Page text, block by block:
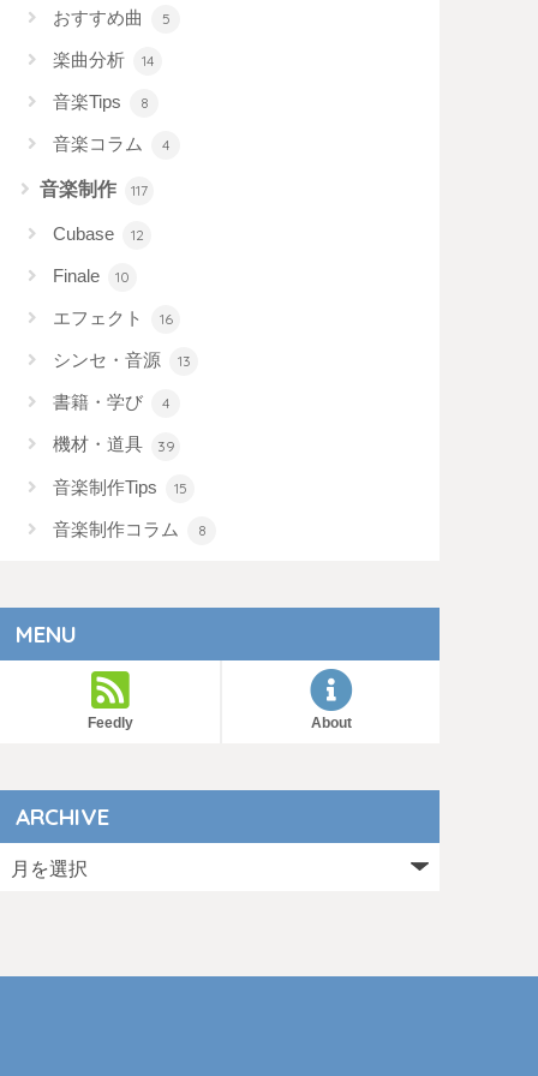
おすすめ曲 5
楽曲分析 14
音楽Tips 8
音楽コラム 4
音楽制作 117
Cubase 12
Finale 10
エフェクト 16
シンセ・音源 13
書籍・学び 4
機材・道具 39
音楽制作Tips 15
音楽制作コラム 8
MENU
Feedly About
ARCHIVE